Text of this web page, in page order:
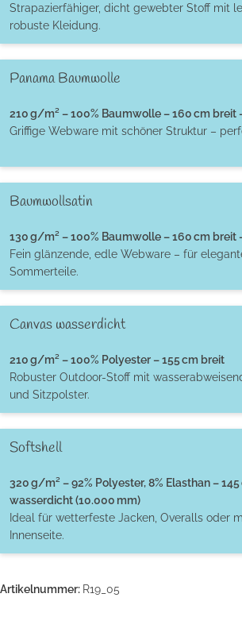
Strapazierfähiger, dicht gewebter Stoff mit
robuste Kleidung.
Panama Baumwolle
210 g/m² – 100% Baumwolle – 160 cm breit
Griffige Webware mit schöner Struktur –
Baumwollsatin
130 g/m² – 100% Baumwolle – 160 cm breit
Fein glänzende, edle Webware – für
Sommerteile.
Canvas wasserdicht
210 g/m² – 100% Polyester – 155 cm breit
Robuster Outdoor-Stoff mit
und Sitzpolster.
Softshell
320 g/m² – 92% Polyester, 8% Elasthan –
wasserdicht (10.000 mm)
Ideal für wetterfeste Jacken, Overalls oder
Innenseite.
Artikelnummer: R19_05